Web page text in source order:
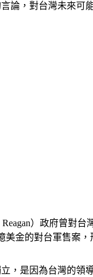
論，對台灣未來可
）政府曾對
金的對台軍售案
，是因為台灣的領